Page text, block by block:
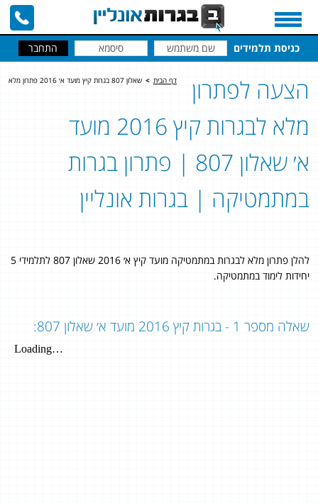
כניסת תלמידים
דף הבית > שאלון 807 בגרות קיץ מועד א׳ 2016 פתרון מלא
הצעה לפתרון
מלא לבגרות קיץ 2016 מועד
א׳ שאלון 807 | פתרון בגרות
במתמטיקה | בגרות אונליין
להלן פתרון מלא לבגרות במתמטיקה מועד קיץ א׳ 2016 שאלון 807 לתלמידי 5
יחידות לימוד במתמטיקה.
שאלה מספר 1 - בגרות קיץ 2016 מועד א׳ שאלון 807: